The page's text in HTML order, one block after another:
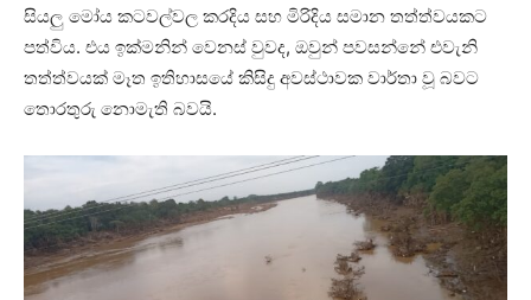
සියලු මෝය කටවල්වල කරදිය සහ මිරිදිය සමාන තත්ත්වයකට
පත්විය. එය ඉක්මනින් වෙනස් වුවද, ඔවුන් පවසන්නේ එවැනි
තත්ත්වයක් මෑත ඉතිහාසයේ කිසිදු අවස්ථාවක වාර්තා වූ බවට
තොරතුරු නොමැති බවයි.